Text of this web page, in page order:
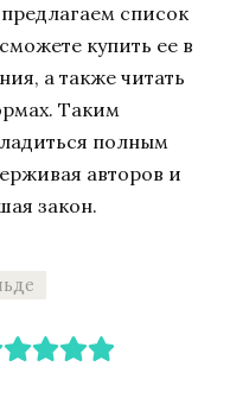
список
купить ее в
а также читать
Таким
полным
авторов и
закон.